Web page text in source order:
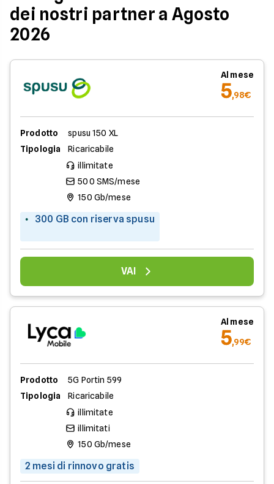
dei nostri partner a Agosto
2026
Al mese
5,98€
Prodotto
spusu 150 XL
Tipologia
Ricaricabile
illimitate
500 SMS/mese
150 Gb/mese
300 GB con riserva spusu
VAI
Al mese
5,99€
Prodotto
5G Portin 599
Tipologia
Ricaricabile
illimitate
illimitati
150 Gb/mese
2 mesi di rinnovo gratis